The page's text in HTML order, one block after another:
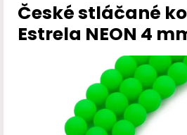
České stláčané
Estrela NEON 4